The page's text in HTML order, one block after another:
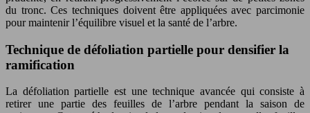
du tronc. Ces techniques doivent être appliquées avec parcimonie
pour maintenir l’équilibre visuel et la santé de l’arbre.
Technique de défoliation partielle pour densifier la
ramification
La défoliation partielle est une technique avancée qui consiste à
retirer une partie des feuilles de l’arbre pendant la saison de